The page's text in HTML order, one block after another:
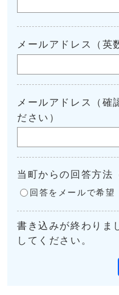
メールアドレス（英
メールアドレス（確
ださい）
当町からの回答方法
回答をメールで希望
書き込みが終わりま
してください。